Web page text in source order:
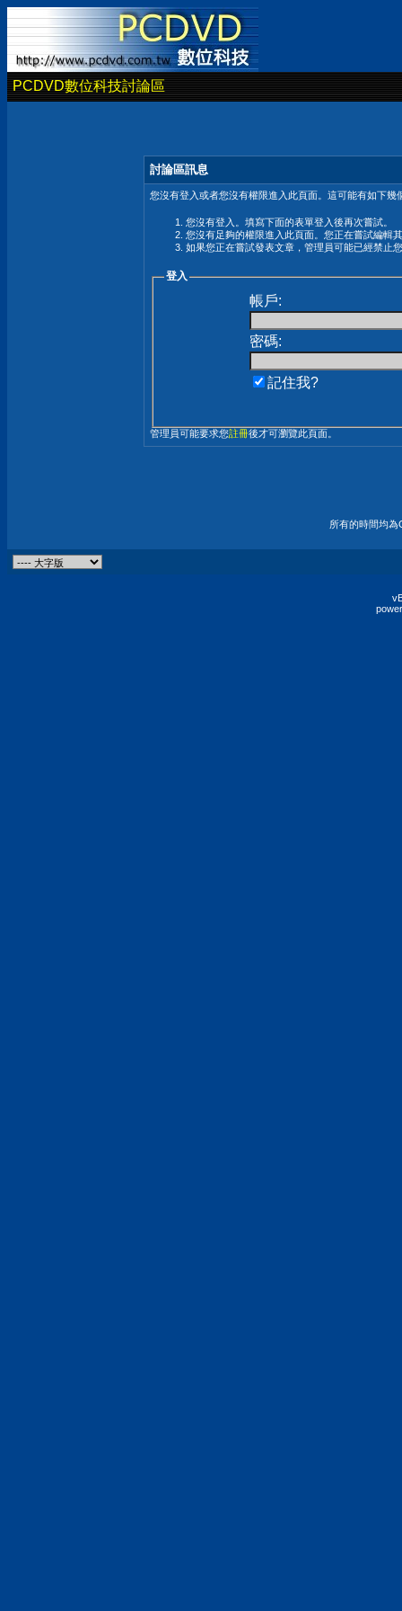
PCDVD數位科技討論區
討論區訊息
您沒有登入或者您沒有權限進入此頁面。這可能有如下幾
您沒有登入。填寫下面的表單登入後再次嘗試。
您沒有足夠的權限進入此頁面。您正在嘗試編輯
如果您正在嘗試發表文章，管理員可能已經禁止
登入
帳戶:
密碼:
記住我?
管理員可能要求您註冊後才可瀏覽此頁面。
所有的時間均為